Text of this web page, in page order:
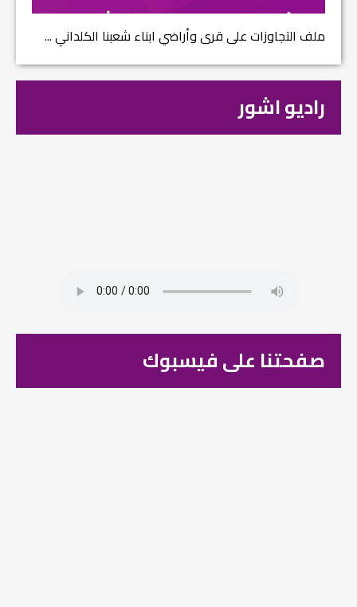
ملف التجاوزات على قرى وأراضي ابناء شعبنا الكلداني ...
راديو اشور
صفحتنا على فيسبوك